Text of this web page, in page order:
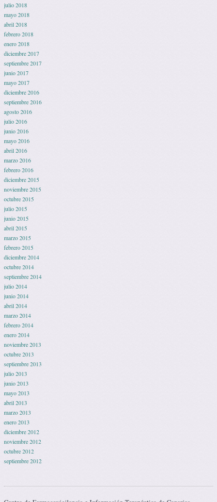
julio 2018
mayo 2018
abril 2018
febrero 2018
enero 2018
diciembre 2017
septiembre 2017
junio 2017
mayo 2017
diciembre 2016
septiembre 2016
agosto 2016
julio 2016
junio 2016
mayo 2016
abril 2016
marzo 2016
febrero 2016
diciembre 2015
noviembre 2015
octubre 2015
julio 2015
junio 2015
abril 2015
marzo 2015
febrero 2015
diciembre 2014
octubre 2014
septiembre 2014
julio 2014
junio 2014
abril 2014
marzo 2014
febrero 2014
enero 2014
noviembre 2013
octubre 2013
septiembre 2013
julio 2013
junio 2013
mayo 2013
abril 2013
marzo 2013
enero 2013
diciembre 2012
noviembre 2012
octubre 2012
septiembre 2012